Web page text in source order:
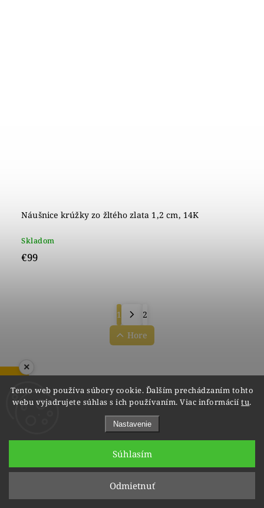
Tento web používa súbory cookie. Ďalším prechádzaním tohto
webu vyjadrujete súhlas s ich používaním. Viac informáciítu.
Nastavenie
Odmietnuť
Súhlasím
Náušnice krúžky zo žltého zlata 1,2 cm, 14K
Skladom
€99
1
2
Hore
FacebookvipgoldskInstagramYouTube@vipgold.sk
info@vipgold.sk
+421 948 223 112
ZOBRAZIŤ RECENZIE
×